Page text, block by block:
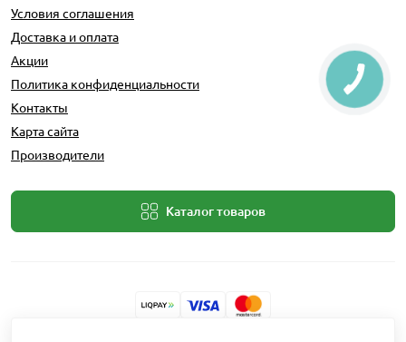
Условия соглашения
Доставка и оплата
Акции
Политика конфиденциальности
Контакты
Карта сайта
Производители
Каталог товаров